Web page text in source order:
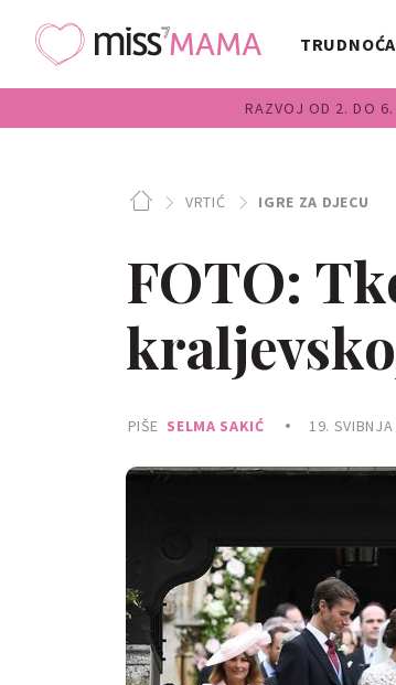
TRUDNOĆA
RAZVOJ OD 2. DO 6.
VRTIĆ IGRE ZA DJECU
FOTO:
PIŠE SELMA SAKIĆ 19.